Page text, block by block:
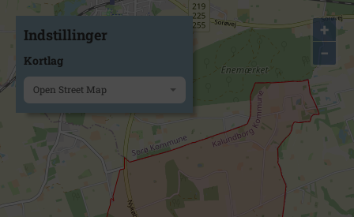
+
−
Indstillinger
Kortlag
Open Street Map